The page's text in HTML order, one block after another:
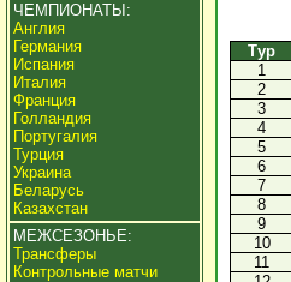
ЧЕМПИОНАТЫ:
Англия
Германия
Испания
Италия
Франция
Голландия
Португалия
Турция
Украина
Беларусь
Казахстан
МЕЖСЕЗОНЬЕ:
Трансферы
Контрольные матчи
Тур
1
2
3
4
5
6
7
8
9
10
11